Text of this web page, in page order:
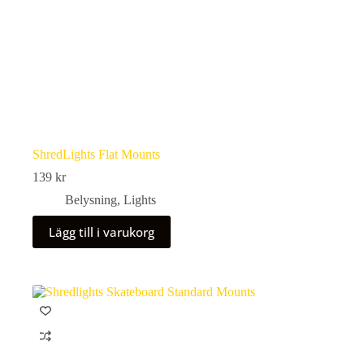
ShredLights Flat Mounts
139 kr
Belysning, Lights
Lägg till i varukorg